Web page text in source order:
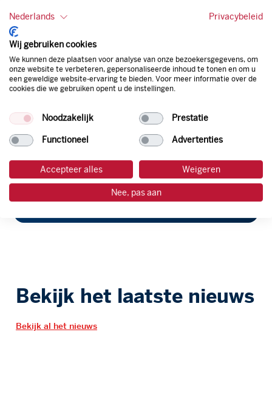
verstuur
Bekijk het laatste nieuws
Bekijk al het nieuws
Nederlands Privacybeleid
Wij gebruiken cookies
We kunnen deze plaatsen voor analyse van onze bezoekersgegevens, om
onze website te verbeteren, gepersonaliseerde inhoud te tonen en om u
een geweldige website-ervaring te bieden. Voor meer informatie over de
cookies die we gebruiken opent u de instellingen.
Noodzakelijk Prestatie
Functioneel Advertenties
Accepteer alles Weigeren
Nee, pas aan